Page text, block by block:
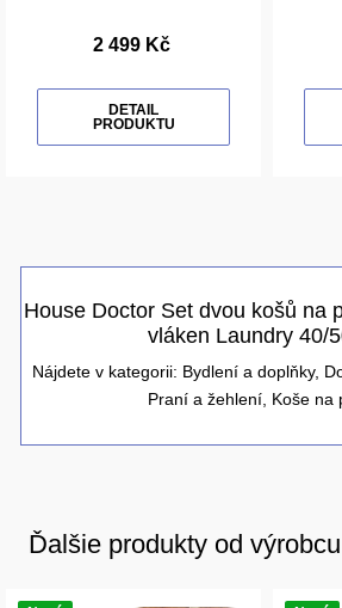
2 499 Kč
DETAIL
PRODUKTU
House Doctor Set dvou košů na
vláken Laundry 40/
Nájdete v kategorii: Bydlení a doplňky,
Praní a žehlení, Koše na
Ďalšie produkty od